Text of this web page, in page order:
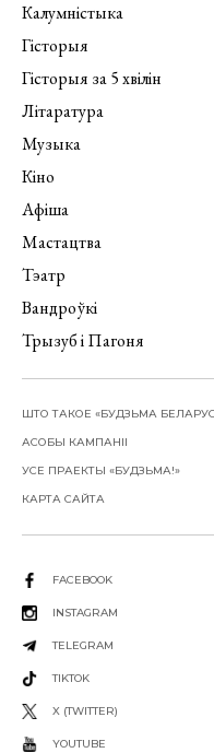
Калумністыка
Гісторыя
Гісторыя за 5 хвілін
Літаратура
Музыка
Кіно
Афіша
Мастацтва
Тэатр
Вандроўкі
Трызуб і Пагоня
ШТО ТАКОЕ «БУДЗЬМА
АСОБЫ КАМПАНІІ
УСЕ ПРАЕКТЫ «БУДЗЬМА!»
КАРТА САЙТА
FACEBOOK
INSTAGRAM
TELEGRAM
TIKTOK
X (TWITTER)
YOUTUBE